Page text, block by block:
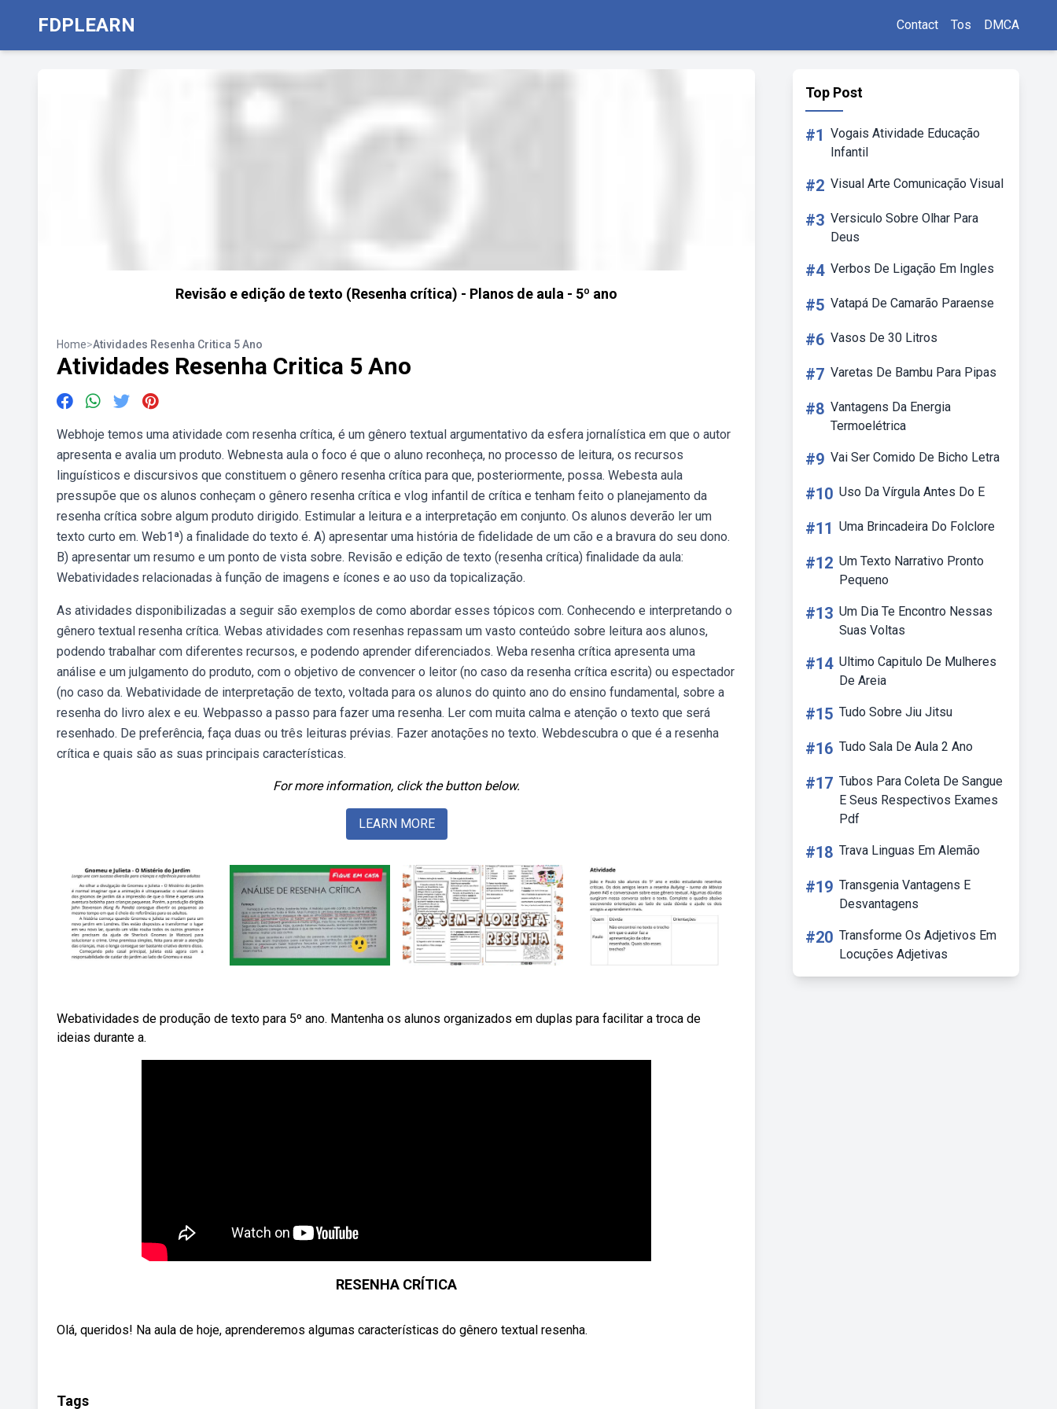
FDPLEARN Contact Tos DMCA
Revisão e edição de texto (Resenha crítica) - Planos de aula - 5º ano
Home>Atividades Resenha Critica 5 Ano
Atividades Resenha Critica 5 Ano
Webhoje temos uma atividade com resenha crítica, é um gênero textual argumentativo da esfera jornalística em que o autor
apresenta e avalia um produto. Webnesta aula o foco é que o aluno reconheça, no processo de leitura, os recursos
linguísticos e discursivos que constituem o gênero resenha crítica para que, posteriormente, possa. Webesta aula
pressupõe que os alunos conheçam o gênero resenha crítica e vlog infantil de crítica e tenham feito o planejamento da
resenha crítica sobre algum produto dirigido. Estimular a leitura e a interpretação em conjunto. Os alunos deverão ler um
texto curto em. Web1ª) a finalidade do texto é. A) apresentar uma história de fidelidade de um cão e a bravura do seu dono.
B) apresentar um resumo e um ponto de vista sobre. Revisão e edição de texto (resenha crítica) finalidade da aula:
Webatividades relacionadas à função de imagens e ícones e ao uso da topicalização.
As atividades disponibilizadas a seguir são exemplos de como abordar esses tópicos com. Conhecendo e interpretando o
gênero textual resenha crítica. Webas atividades com resenhas repassam um vasto conteúdo sobre leitura aos alunos,
podendo trabalhar com diferentes recursos, e podendo aprender diferenciados. Weba resenha crítica apresenta uma
análise e um julgamento do produto, com o objetivo de convencer o leitor (no caso da resenha crítica escrita) ou espectador
(no caso da. Webatividade de interpretação de texto, voltada para os alunos do quinto ano do ensino fundamental, sobre a
resenha do livro alex e eu. Webpasso a passo para fazer uma resenha. Ler com muita calma e atenção o texto que será
resenhado. De preferência, faça duas ou três leituras prévias. Fazer anotações no texto. Webdescubra o que é a resenha
crítica e quais são as suas principais características.
For more information, click the button below.
LEARN MORE
Webatividades de produção de texto para 5º ano. Mantenha os alunos organizados em duplas para facilitar a troca de
ideias durante a.
RESENHA CRÍTICA
Olá, queridos! Na aula de hoje, aprenderemos algumas características do gênero textual resenha.
Tags
Top Post
#1 Vogais Atividade Educação
Infantil
#2 Visual Arte Comunicação Visual
#3 Versiculo Sobre Olhar Para
Deus
#4 Verbos De Ligação Em Ingles
#5 Vatapá De Camarão Paraense
#6 Vasos De 30 Litros
#7 Varetas De Bambu Para Pipas
#8 Vantagens Da Energia
Termoelétrica
#9 Vai Ser Comido De Bicho Letra
#10 Uso Da Vírgula Antes Do E
#11 Uma Brincadeira Do Folclore
#12 Um Texto Narrativo Pronto
Pequeno
#13 Um Dia Te Encontro Nessas
Suas Voltas
#14 Ultimo Capitulo De Mulheres
De Areia
#15 Tudo Sobre Jiu Jitsu
#16 Tudo Sala De Aula 2 Ano
#17 Tubos Para Coleta De Sangue
E Seus Respectivos Exames
Pdf
#18 Trava Linguas Em Alemão
#19 Transgenia Vantagens E
Desvantagens
#20 Transforme Os Adjetivos Em
Locuções Adjetivas